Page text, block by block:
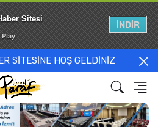
SİTESİNE HOŞ GELDİNİZ
Sitesi
Play
İNDİR